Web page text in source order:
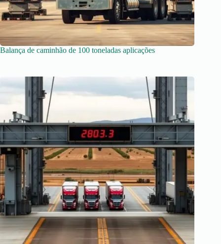
Balança de caminhão de 100 toneladas aplicações